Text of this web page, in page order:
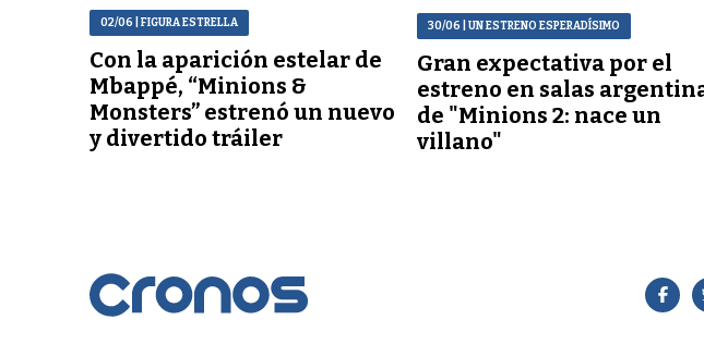
02/06 | FIGURA ESTRELLA
Con la aparición estelar de
Mbappé, “Minions &
Monsters” estrenó un nuevo
y divertido tráiler
30/06 | UN ESTRENO ESPERADÍSIMO
Gran expectativa por el
estreno en salas
de "Minions 2: nace un
villano"